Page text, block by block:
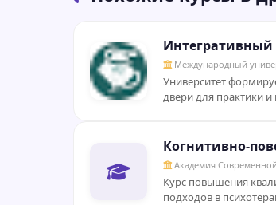
Интегративный
Международный
Университет
двери для практики и
Когнитивно-
Академия
Курс повышения
подходов в